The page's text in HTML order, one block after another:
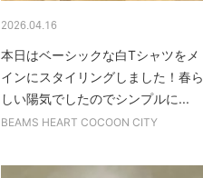
2026.04.16
本日はベーシックな白Tシャツをメ
インにスタイリングしました！春ら
しい陽気でしたのでシンプルに...
BEAMS HEART COCOON CITY